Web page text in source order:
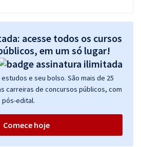
acesse todos os cursos
em um só lugar!
e seu bolso. São mais de 25
carreiras de concursos públicos, com
pós-edital.
Comece hoje